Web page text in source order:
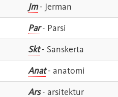
Jm- Jerman
Par- Parsi
Skt- Sanskerta
Anat- anatomi
Ars- arsitektur